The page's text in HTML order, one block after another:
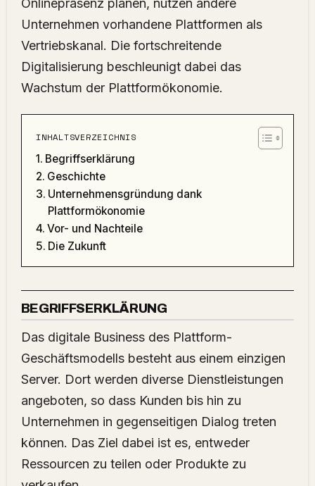
Onlinepräsenz planen, nutzen andere
Unternehmen vorhandene Plattformen als
Vertriebskanal. Die fortschreitende
Digitalisierung beschleunigt dabei das
Wachstum der Plattformökonomie.
INHALTSVERZEICHNIS
Begriffserklärung
Geschichte
Unternehmensgründung dank
Plattformökonomie
Vor- und Nachteile
Die Zukunft
BEGRIFFSERKLÄRUNG
Das digitale Business des Plattform-
Geschäftsmodells besteht aus einem einzigen
Server. Dort werden diverse Dienstleistungen
angeboten, so dass Kunden bis hin zu
Unternehmen in gegenseitigen Dialog treten
können. Das Ziel dabei ist es, entweder
Ressourcen zu teilen oder Produkte zu